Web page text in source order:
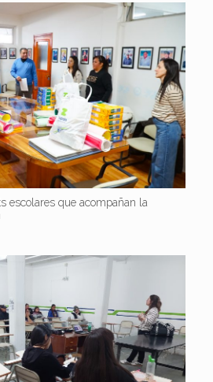
escolares que acompañan la